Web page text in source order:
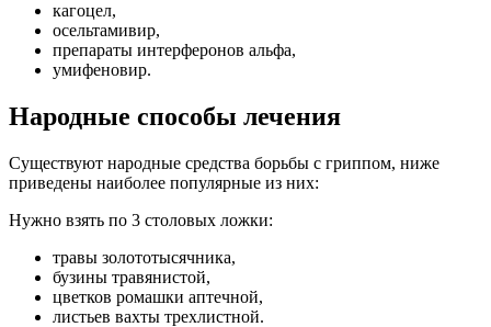
кагоцел,
осельтамивир,
препараты интерферонов альфа,
умифеновир.
Народные способы лечения
Существуют народные средства борьбы с гриппом, ниже
приведены наиболее популярные из них:
Нужно взять по 3 столовых ложки:
травы золототысячника,
бузины травянистой,
цветков ромашки аптечной,
листьев вахты трехлистной.